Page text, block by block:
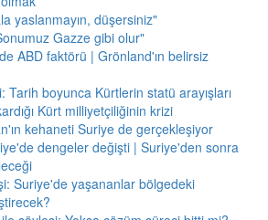
yaslanmayın, düşersiniz"
Gazze gibi olur"
ABD faktörü | Grönland'ın belirsiz
Tarih boyunca Kürtlerin statü arayışları
Kürt milliyetçiliğinin krizi
kehaneti Suriye de gerçekleşiyor
dengeler değişti | Suriye'den sonra
Suriye'de yaşananlar bölgedeki